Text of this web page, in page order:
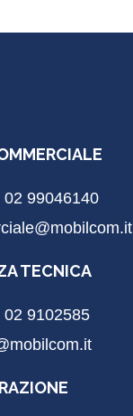
02 99046140
TECNICA
02 9102585